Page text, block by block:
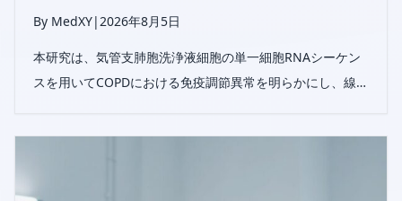
By MedXY| 2026年8月5日
本研究は、気管支肺胞洗浄液細胞の単一細胞RNAシーケン
スを用いてCOPDにおける免疫調節異常を明らかにし、線維